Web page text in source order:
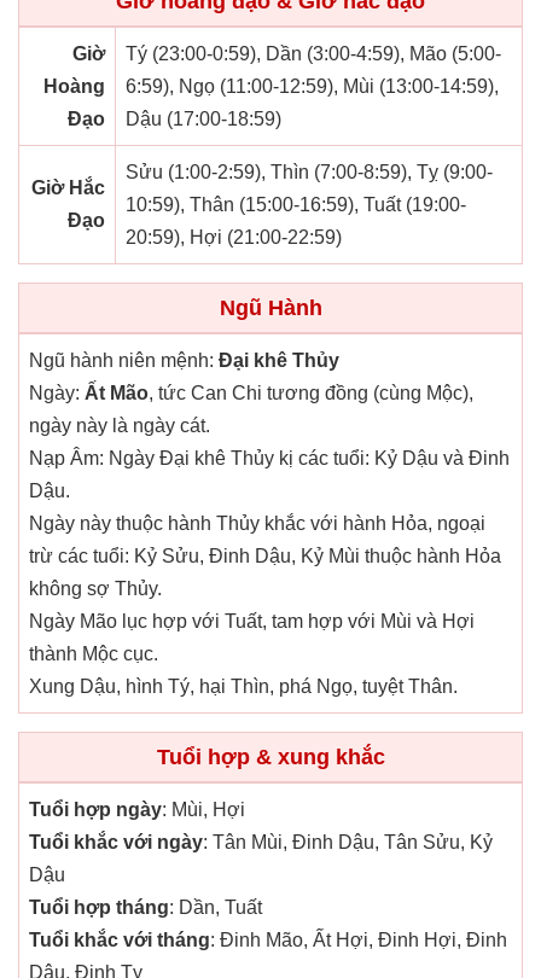
Giờ
Hoàng
Đạo
Tý (23:00-0:59), Dần (3:00-4:59), Mão (5:00-
6:59), Ngọ (11:00-12:59), Mùi (13:00-14:59),
Dậu (17:00-18:59)
Giờ Hắc
Đạo
Sửu (1:00-2:59), Thìn (7:00-8:59), Tỵ (9:00-
10:59), Thân (15:00-16:59), Tuất (19:00-
20:59), Hợi (21:00-22:59)
Ngũ Hành
Ngũ hành niên mệnh: Đại khê Thủy
Ngày: Ất Mão, tức Can Chi tương đồng (cùng Mộc),
ngày này là ngày cát.
Nạp Âm: Ngày Đại khê Thủy kị các tuổi: Kỷ Dậu và Đinh
Dậu.
Ngày này thuộc hành Thủy khắc với hành Hỏa, ngoại
trừ các tuổi: Kỷ Sửu, Đinh Dậu, Kỷ Mùi thuộc hành Hỏa
không sợ Thủy.
Ngày Mão lục hợp với Tuất, tam hợp với Mùi và Hợi
thành Mộc cục.
Xung Dậu, hình Tý, hại Thìn, phá Ngọ, tuyệt Thân.
Tuổi hợp & xung khắc
Tuổi hợp ngày: Mùi, Hợi
Tuổi khắc với ngày: Tân Mùi, Đinh Dậu, Tân Sửu, Kỷ
Dậu
Tuổi hợp tháng: Dần, Tuất
Tuổi khắc với tháng: Đinh Mão, Ất Hợi, Đinh Hợi, Đinh
Dậu, Đinh Tỵ